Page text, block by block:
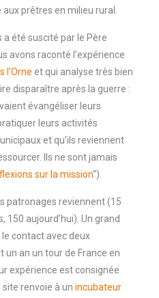
prêtres en milieu rural.
a été suscité par le Père
avons raconté l’expérience
l’Orne et qui analyse très bien
disparaître après la guerre :
évangéliser leurs
leurs activités
et qu’ils reviennent
Ils ne sont jamais
sur la mission“).
patronages reviennent (15
150 aujourd’hui). Un grand
contact avec deux
un an un tour de France en
expérience est consignée
site renvoie à un incubateur